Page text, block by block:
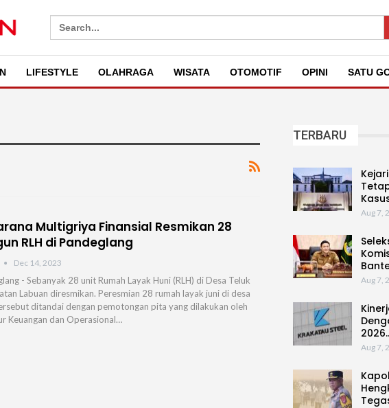
Search
for:
LIFESTYLE OLAHRAGA WISATA OTOMOTIF OPINI SATU
Multigriya Finansial Resmikan 28
RLH di Pandeglang
Dec 14, 2023
- Sebanyak 28 unit Rumah Layak Huni (RLH) di Desa Teluk
Labuan diresmikan. Peresmian 28 rumah layak juni di desa
ditandai dengan pemotongan pita yang dilakukan oleh
Keuangan dan Operasional…
TERBARU
Aug 7,
Aug 7,
Aug 7,